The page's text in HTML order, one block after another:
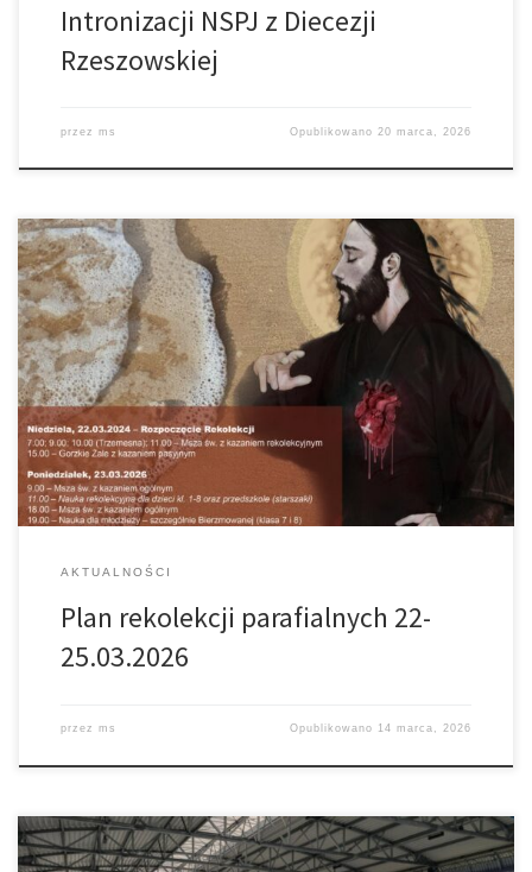
Intronizacji NSPJ z Diecezji
Rzeszowskiej
przez ms Opublikowano 20 marca, 2026
AKTUALNOŚCI
Plan rekolekcji parafialnych 22-
25.03.2026
przez ms Opublikowano 14 marca, 2026